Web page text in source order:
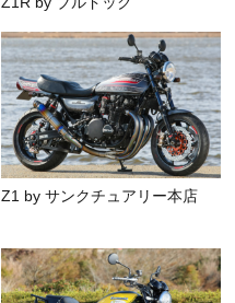
Z1 by サンクチュアリー本店